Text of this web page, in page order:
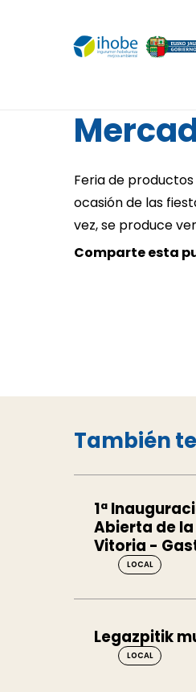
Feria de
ocasión de las
vez, se produce
Comparte esta
También
1ª
Abierta de
Vitoria -
LOCAL
Legazpitik
LOCAL